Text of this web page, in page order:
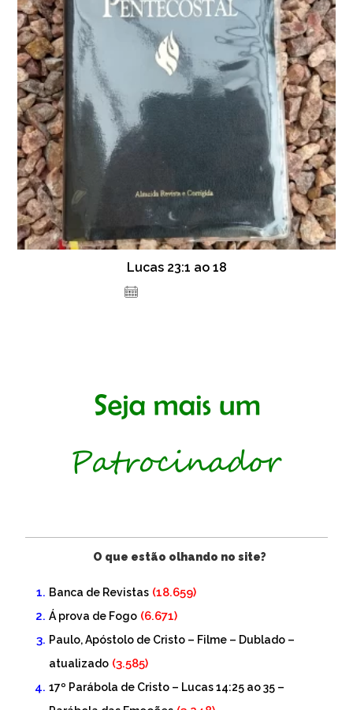
Lucas 23:1 ao 18
O que estão olhando no site?
Banca de Revistas (18.659)
Á prova de Fogo (6.671)
Paulo, Apóstolo de Cristo – Filme – Dublado –
atualizado (3.585)
17º Parábola de Cristo – Lucas 14:25 ao 35 –